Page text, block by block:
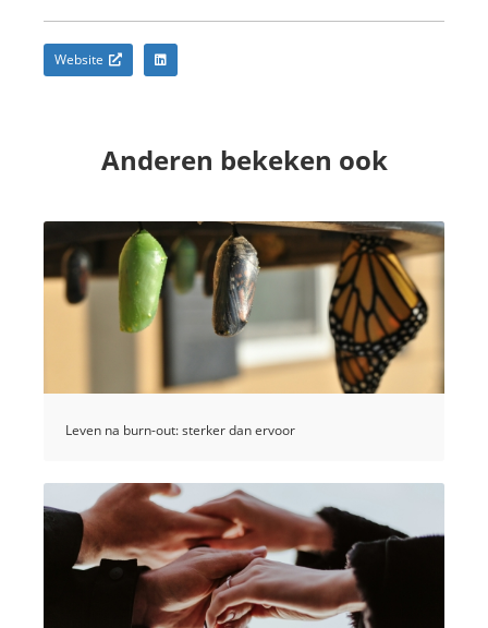
Website
Anderen bekeken ook
Leven na burn-out: sterker dan ervoor